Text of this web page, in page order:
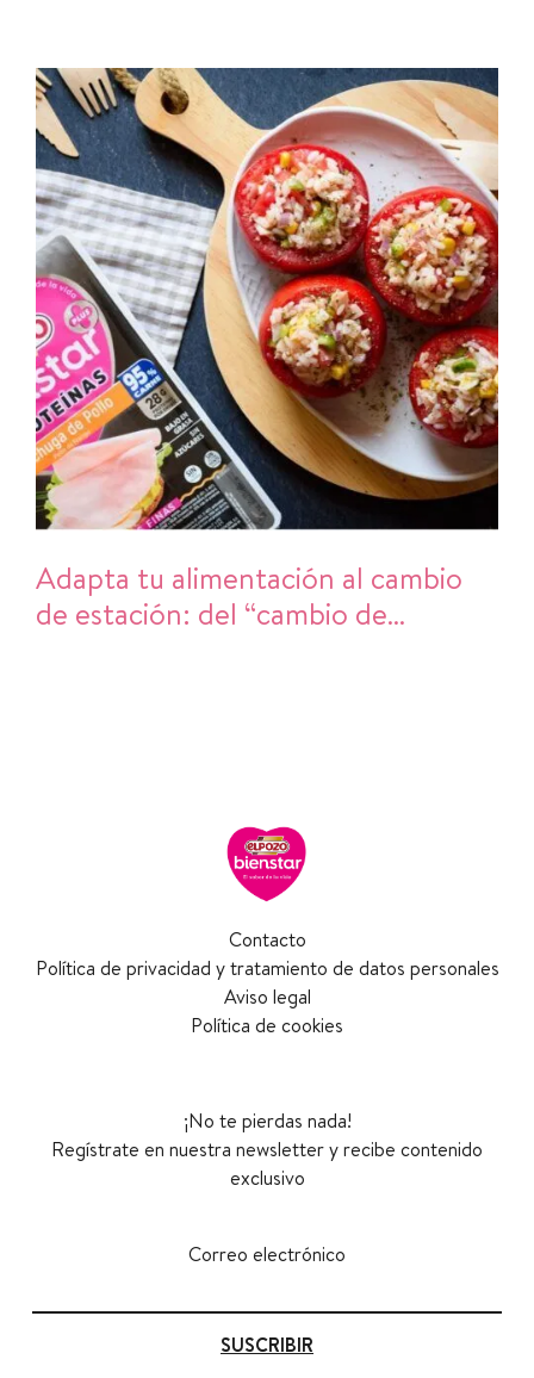
Adapta tu alimentación al cambio
de estación: del “cambio de
Contacto
Política de privacidad y tratamiento de datos personales
Aviso legal
Política de cookies
¡No te pierdas nada!
Regístrate en nuestra newsletter y recibe contenido
exclusivo
Correo electrónico
SUSCRIBIR